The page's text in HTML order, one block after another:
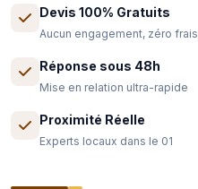
Devis 100% Gratuits
Aucun engagement, zéro frais
Réponse sous 48h
Mise en relation ultra-rapide
Proximité Réelle
Experts locaux dans le 01